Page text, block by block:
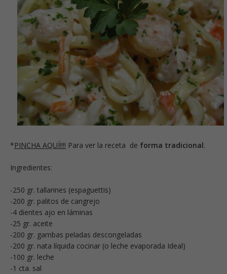
*PINCHA AQUÍ!!!! Para ver la receta de forma tradicional.
Ingredientes:
-250 gr. tallarines (espaguettis)
-200 gr. palitos de cangrejo
-4 dientes ajo en láminas
-25 gr. aceite
-200 gr. gambas peladas descongeladas
-200 gr. nata líquida cocinar (o leche evaporada Ideal)
-100 gr. leche
-1 cta. sal